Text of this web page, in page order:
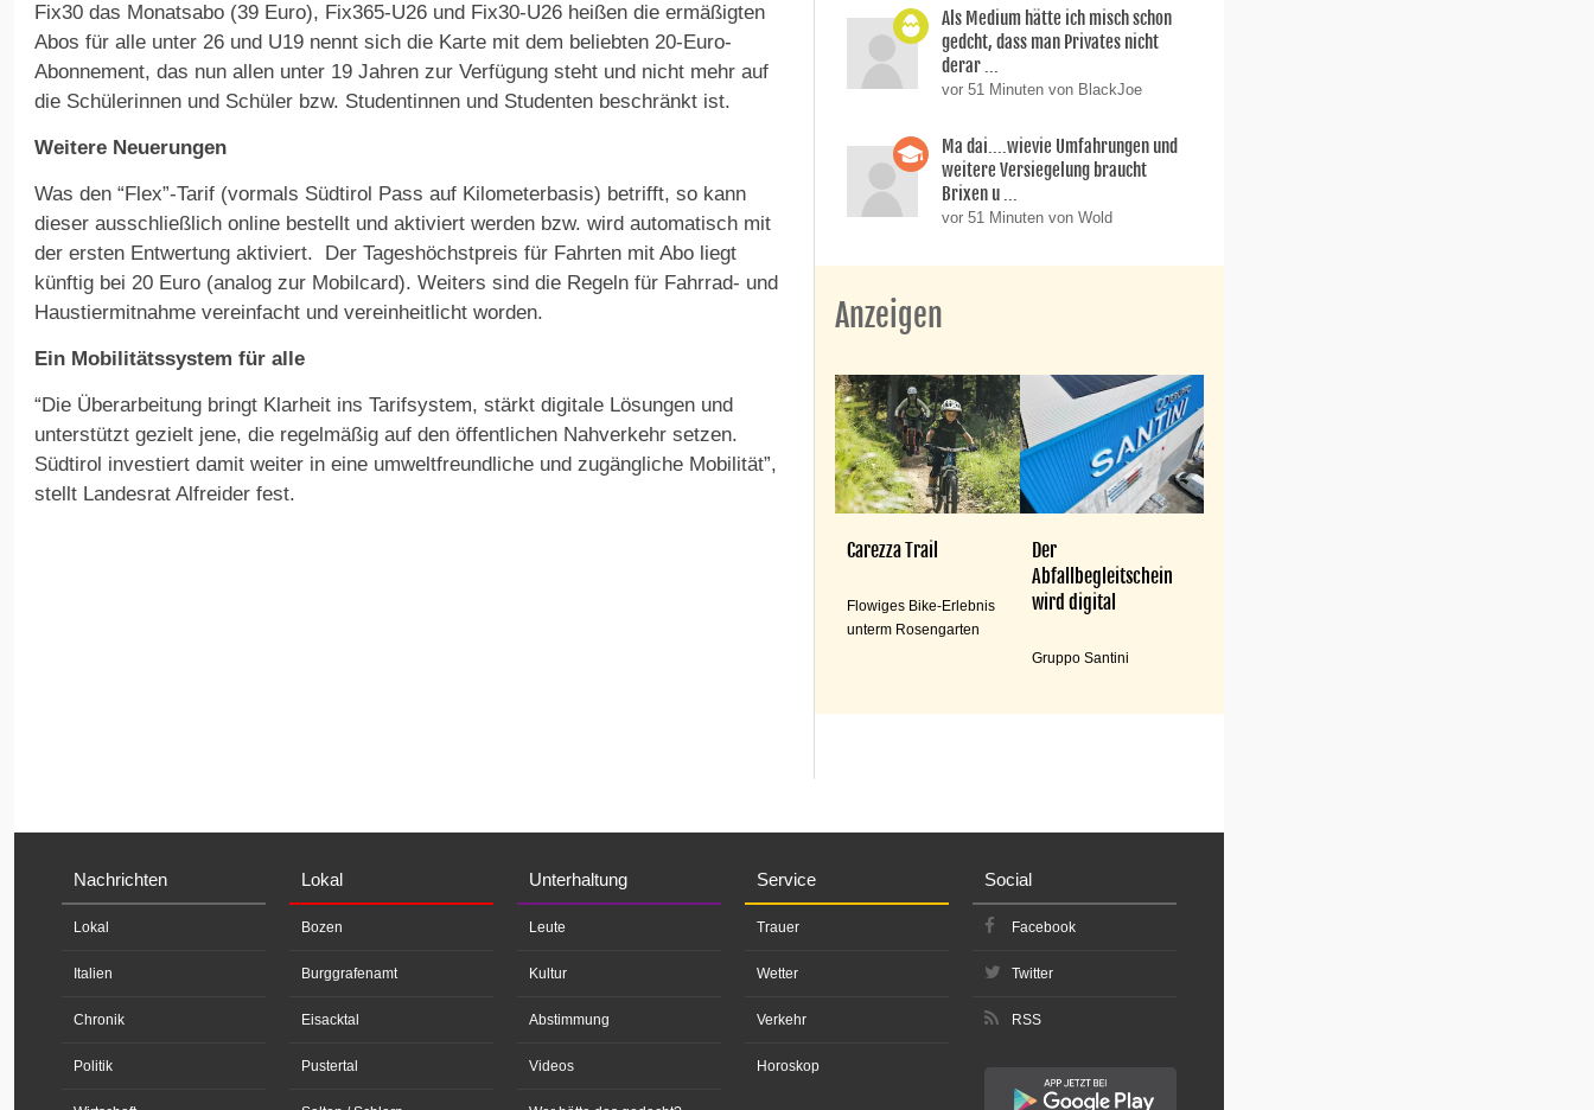
Fix30 das Monatsabo (39 Euro), Fix365-U26 und Fix30-U26 heißen die ermäßigten
Abos für alle unter 26 und U19 nennt sich die Karte mit dem beliebten 20-Euro-
Abonnement, das nun allen unter 19 Jahren zur Verfügung steht und nicht mehr auf
die Schülerinnen und Schüler bzw. Studentinnen und Studenten beschränkt ist.
Weitere Neuerungen
Was den “Flex”-Tarif (vormals Südtirol Pass auf Kilometerbasis) betrifft, so kann
dieser ausschließlich online bestellt und aktiviert werden bzw. wird automatisch mit
der ersten Entwertung aktiviert. Der Tageshöchstpreis für Fahrten mit Abo liegt
künftig bei 20 Euro (analog zur Mobilcard). Weiters sind die Regeln für Fahrrad- und
Haustiermitnahme vereinfacht und vereinheitlicht worden.
Ein Mobilitätssystem für alle
“Die Überarbeitung bringt Klarheit ins Tarifsystem, stärkt digitale Lösungen und
unterstützt gezielt jene, die regelmäßig auf den öffentlichen Nahverkehr setzen.
Südtirol investiert damit weiter in eine umweltfreundliche und zugängliche Mobilität”,
stellt Landesrat Alfreider fest.
Als Medium hätte ich misch schon
gedcht, dass man Privates nicht
derar ...
vor 51 Minuten von BlackJoe
Ma dai....wievie Umfahrungen und
weitere Versiegelung braucht
Brixen u ...
vor 51 Minuten von Wold
Anzeigen
Carezza Trail
Flowiges Bike-Erlebnis
unterm Rosengarten
Der
Abfallbegleitschein
wird digital
Gruppo Santini
Nachrichten
Lokal
Italien
Chronik
Politik
Lokal
Bozen
Burggrafenamt
Eisacktal
Pustertal
Unterhaltung
Leute
Kultur
Abstimmung
Videos
Service
Trauer
Wetter
Verkehr
Horoskop
Social
Facebook
Twitter
RSS